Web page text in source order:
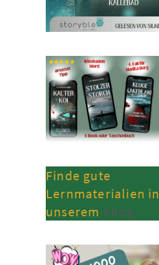
Finde gute
Lernmaterialien in
unserem Shop